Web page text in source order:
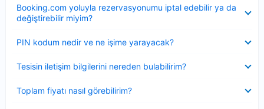
Booking.com yoluyla rezervasyonumu iptal edebilir ya da
değiştirebilir miyim?
PIN kodum nedir ve ne işime yarayacak?
Tesisin iletişim bilgilerini nereden bulabilirim?
Toplam fiyatı nasıl görebilirim?